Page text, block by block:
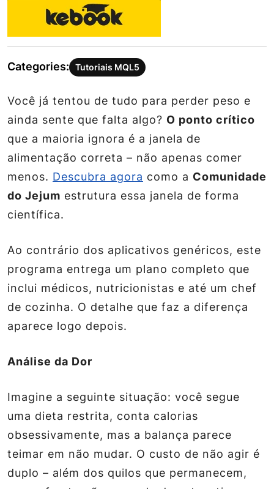
Categories: Tutoriais MQL5
Você já tentou de tudo para perder peso e
ainda sente que falta algo? O ponto crítico
que a maioria ignora é a janela de
alimentação correta – não apenas comer
menos. Descubra agora como a Comunidade
do Jejum estrutura essa janela de forma
científica.
Ao contrário dos aplicativos genéricos, este
programa entrega um plano completo que
inclui médicos, nutricionistas e até um chef
de cozinha. O detalhe que faz a diferença
aparece logo depois.
Análise da Dor
Imagine a seguinte situação: você segue
uma dieta restrita, conta calorias
obsessivamente, mas a balança parece
teimar em não mudar. O custo de não agir é
duplo – além dos quilos que permanecem,